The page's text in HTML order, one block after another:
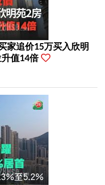
家追价15万买入欣明
值14倍